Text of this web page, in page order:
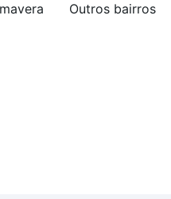
favoritos. Você
quantidade de
de garagem para
salão de
Outros bairros